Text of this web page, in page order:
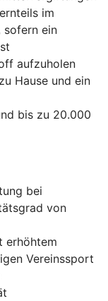
im
sofern ein
aufzuholen
Hause und ein
bis zu 20.000
bei
von
erhöhtem
Vereinssport